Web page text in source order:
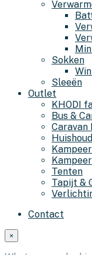
Sokken
Sleeën
Outlet
KHODI
Bus &
Caravan
Tenten
Tapijt &
Contact
×